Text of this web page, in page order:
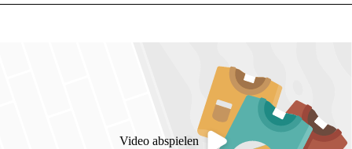
Video abspielen